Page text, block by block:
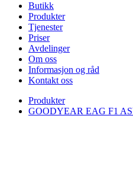
Butikk
Produkter
Tjenester
Priser
Avdelinger
Om oss
Informasjon og råd
Kontakt oss
Produkter
GOODYEAR EAG F1